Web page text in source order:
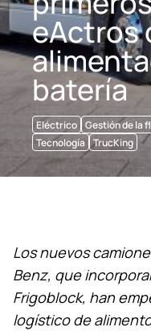
eActros
batería
Eléctrico Gestión de la
Tecnología
TrucKing
Los nuevos
Benz, que
Frigoblock, han
logístico de